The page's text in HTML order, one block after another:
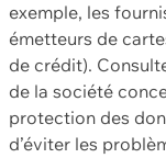
exemple, les
émetteurs de
de crédit).
de la société
protection des
d’éviter les